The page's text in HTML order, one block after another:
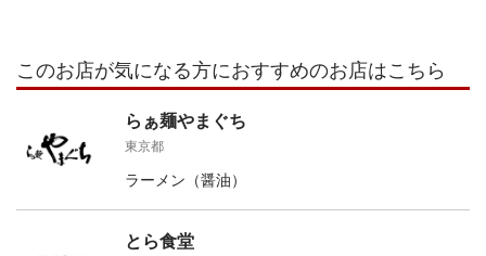
このお店が気になる方におすすめのお店はこちら
らぁ麺やまぐち
東京都
ラーメン（醤油）
とら食堂